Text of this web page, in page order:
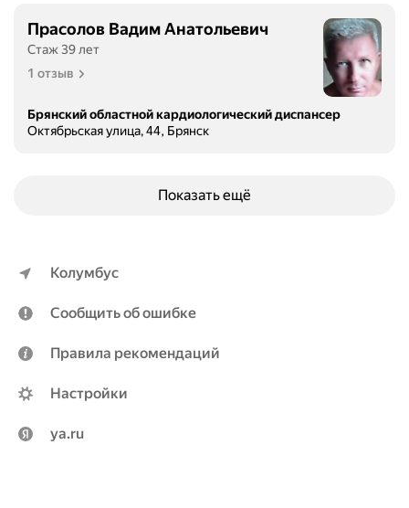
Прасолов Вадим Анатольевич
Стаж 39 лет
1 отзыв
Брянский областной кардиологический диспансер
Октябрьская улица, 44, Брянск
Показать ещё
Колумбус
Сообщить об ошибке
Правила рекомендаций
Настройки
ya.ru